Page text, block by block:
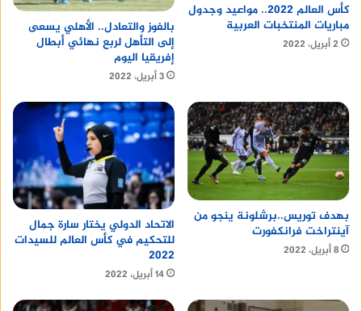
كأس العالم 2022.. مواعيد وجدول
مباريات المنتخبات العربية
2 أبريل، 2022
بالفوز والتعادل.. الأهلي يسعى
إلى التأهل لربع نهائي أبطال
إفريقيا اليوم
3 أبريل، 2022
بهدف توريس..برشلونة ينجو من
آينتراخت فرانكفورت
8 أبريل، 2022
الاتحاد الدولي يختار سارة جمال
للتحكيم في كأس العالم للسيدات
2022
14 أبريل، 2022